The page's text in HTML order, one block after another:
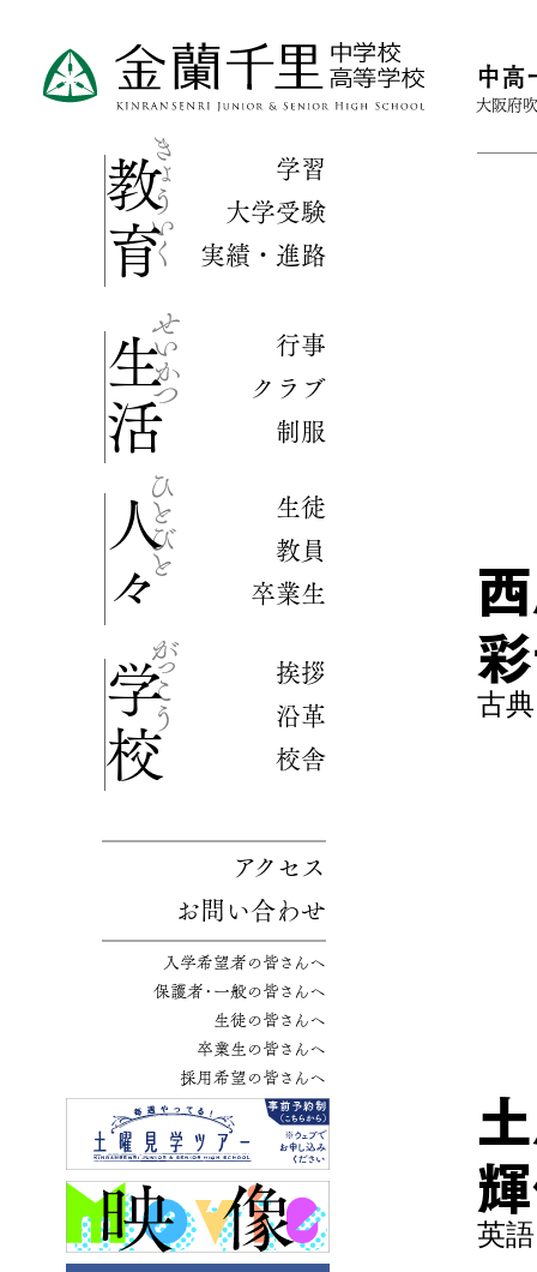
中高
大阪府
古典
英語
教育
学習
大学受験
実績・進路
生活
行事
クラブ
制服
人々
生徒
教員
卒業生
学校
挨拶
沿革
校舎
アクセス
お問い合わせ
入学希望者の皆さんへ
保護者・一般の皆さんへ
生徒の皆さんへ
卒業生の皆さんへ
採用希望の皆さんへ